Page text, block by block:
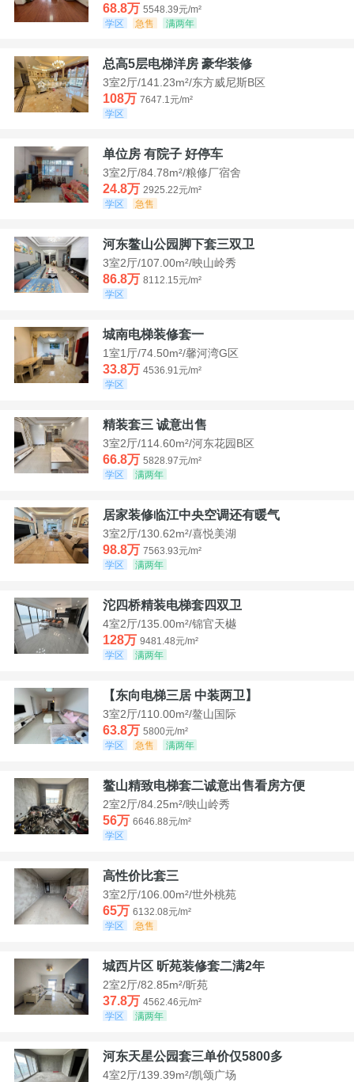
68.8万 5548.39元/m²
学区
急售 满两年
总高5层电梯洋房 豪华装修
3室2厅/141.23m²/东方威尼斯B区
108万 7647.1元/m²
学区
单位房 有院子 好停车
3室2厅/84.78m²/粮修厂宿舍
24.8万 2925.22元/m²
学区
急售
河东鳌山公园脚下套三双卫
3室2厅/107.00m²/映山岭秀
86.8万 8112.15元/m²
学区
城南电梯装修套一
1室1厅/74.50m²/馨河湾G区
33.8万 4536.91元/m²
学区
精装套三 诚意出售
3室2厅/114.60m²/河东花园B区
66.8万 5828.97元/m²
学区
满两年
居家装修临江中央空调还有暖气
3室2厅/130.62m²/喜悦美湖
98.8万 7563.93元/m²
学区
满两年
沱四桥精装电梯套四双卫
4室2厅/135.00m²/锦官天樾
128万 9481.48元/m²
学区
满两年
【东向电梯三居 中装两卫】
3室2厅/110.00m²/鳌山国际
63.8万 5800元/m²
学区
急售 满两年
鳌山精致电梯套二诚意出售看房方便
2室2厅/84.25m²/映山岭秀
56万 6646.88元/m²
学区
高性价比套三
3室2厅/106.00m²/世外桃苑
65万 6132.08元/m²
学区
急售
城西片区 昕苑装修套二满2年
2室2厅/82.85m²/昕苑
37.8万 4562.46元/m²
学区
满两年
河东天星公园套三单价仅5800多
4室2厅/139.39m²/凯颂广场